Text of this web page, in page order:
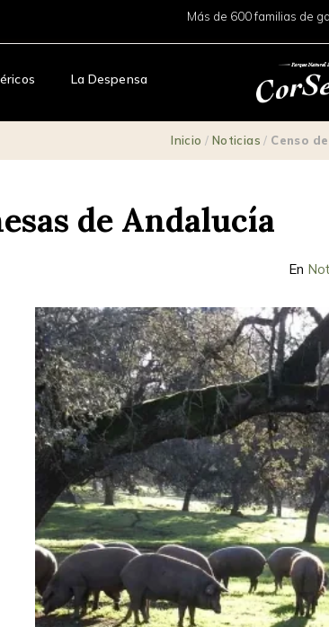
Más de 600 familias de
La Despensa
Inicio / Noticias / Censo
de Andalucía
En